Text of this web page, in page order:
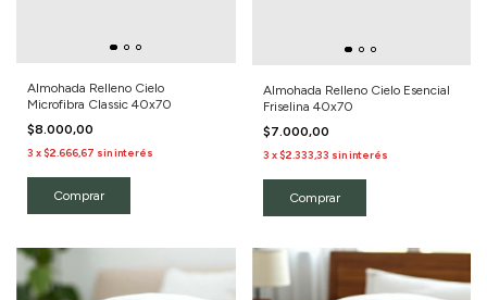
Almohada Relleno Cielo
Microfibra Classic 40x70
$8.000,00
3 x$2.666,67 sin interés
Almohada Relleno Cielo Esencial
Friselina 40x70
$7.000,00
3 x$2.333,33 sin interés